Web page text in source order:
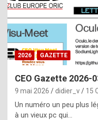
2026 GAZETTE
CEO Gazette 2026-
9 mai 2026 didier_v 15
Un numéro un peu plus
à un vieux pc qui…